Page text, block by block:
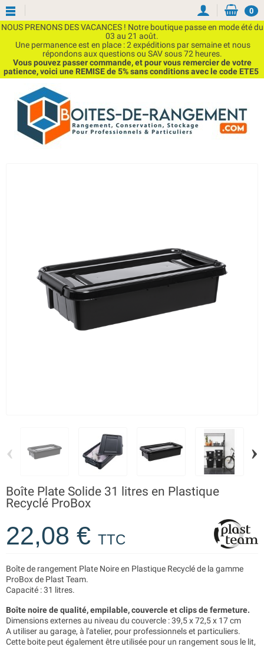
NOUS PRENONS DES VACANCES ! Notre boutique passe en mode été du
03 au 21 août.
Une permanence est en place : 2 expéditions par semaine et nous
répondons aux questions ou SAV sous 72 heures.
Vous pouvez passer commande, et pour vous remercier de votre
patience, voici une REMISE de 5% sans conditions avec le code ETE5
0
‹ ›
Boîte Plate Solide 31 litres en Plastique
Recyclé ProBox
22,08 € TTC
Boîte de rangement Plate Noire en Plastique Recyclé de la gamme
ProBox de Plast Team.
Capacité : 31 litres.
Boîte noire de qualité, empilable, couvercle et clips de fermeture.
Dimensions externes au niveau du couvercle : 39,5 x 72,5 x 17 cm
A utiliser au garage, à l'atelier, pour professionnels et particuliers.
Cette boite peut également être utilisée pour un rangement sous le lit,